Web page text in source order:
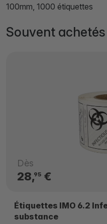
100mm, 1000 étiquettes
Souvent
Dès
28,95€
Étiquettes IMO 6.2
substance